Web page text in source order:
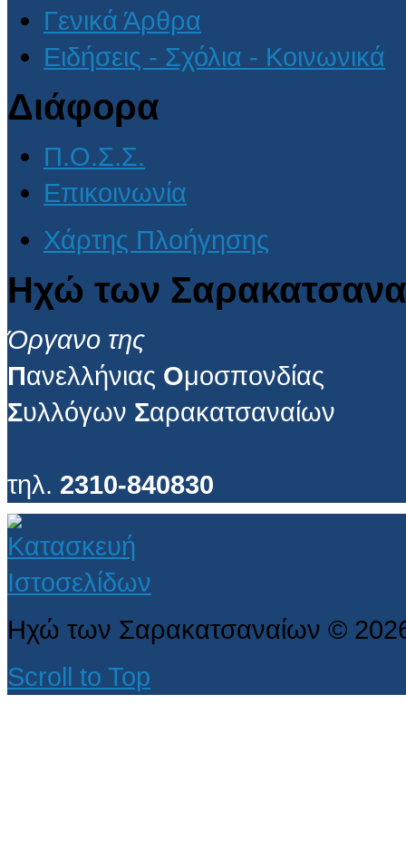
Γενικά Άρθρα
Ειδήσεις - Σχόλια - Κοινωνικά
Διάφορα
Π.Ο.Σ.Σ.
Επικοινωνία
Χάρτης Πλοήγησης
Ηχώ των
Όργανο της
Πανελλήνιας Ομοσπονδίας
Συλλόγων Σαρακατσαναίων
τηλ. 2310-840830
Ηχώ των Σαρακατσαναίων ©
Scroll to Top